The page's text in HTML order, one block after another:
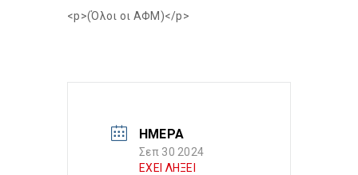
<p>(Όλοι οι ΑΦΜ)</p>
ΗΜΕΡΑ
Σεπ 30 2024
ΕΧΕΙ ΛΗΞΕΙ